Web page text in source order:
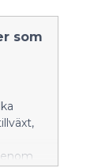
som